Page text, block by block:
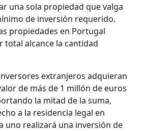
una sola propiedad que valga
de inversión requerido.
propiedades en Portugal
total alcance la cantidad
extranjeros adquieran
de más de 1 millón de euros
la mitad de la suma,
a la residencia legal en
uno realizará una inversión de